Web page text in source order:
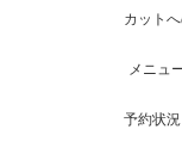
カット
メニュ
予約状況